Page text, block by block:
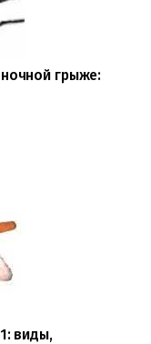
грыже:
виды,